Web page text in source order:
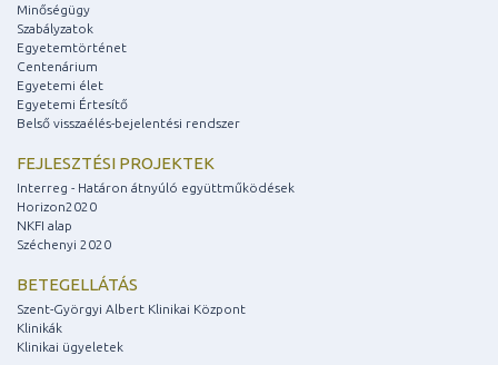
Minőségügy
Szabályzatok
Egyetemtörténet
Centenárium
Egyetemi élet
Egyetemi Értesítő
Belső visszaélés-bejelentési rendszer
FEJLESZTÉSI PROJEKTEK
Interreg - Határon átnyúló együttműködések
Horizon2020
NKFI alap
Széchenyi 2020
BETEGELLÁTÁS
Szent-Györgyi Albert Klinikai Központ
Klinikák
Klinikai ügyeletek